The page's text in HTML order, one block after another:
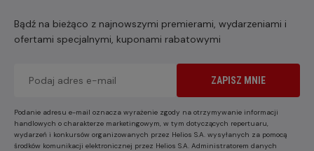
Bądź na bieżąco z najnowszymi premierami, wydarzeniami i
ofertami specjalnymi, kuponami rabatowymi
ZAPISZ MNIE
Podanie adresu e-mail oznacza wyrażenie zgody na otrzymywanie informacji
handlowych o charakterze marketingowym, w tym dotyczących repertuaru,
wydarzeń i konkursów organizowanych przez Helios S.A. wysyłanych za pomocą
środków komunikacji elektronicznej przez Helios S.A. Administratorem danych